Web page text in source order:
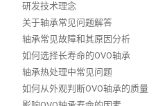
研发技术理念
关于轴承常见问题解答
轴承常见故障和其原因分析
如何选择长寿命的OVO轴承
轴承热处理中常见问题
如何从外观判断OVO轴承的质量